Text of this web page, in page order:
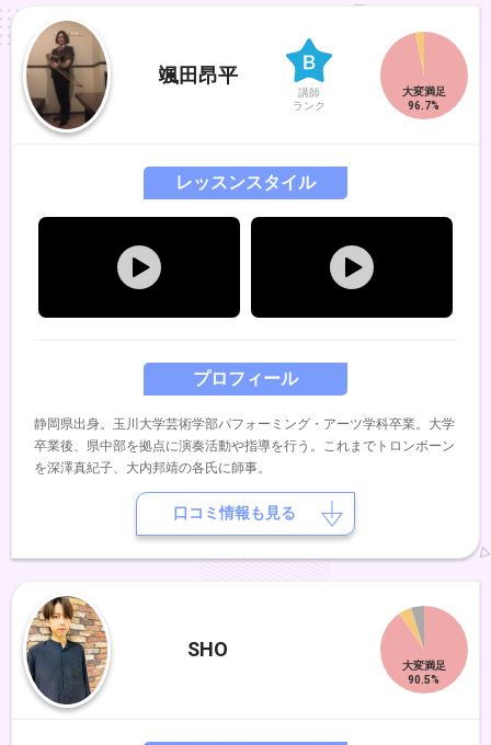
颯田昂平
講師
ランク
プロフィール
静岡県出身。玉川大学芸術学部パフォーミング・アーツ学科卒業。大学
卒業後、県中部を拠点に演奏活動や指導を行う。これまでトロンボーン
を深澤真紀子、大内邦靖の各氏に師事。
レッスンスタイル
口コミ情報も見る
SHO